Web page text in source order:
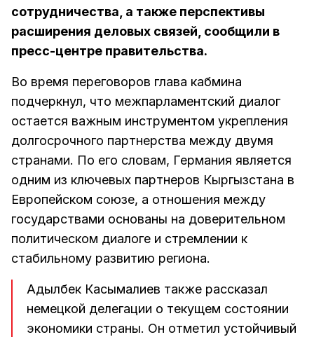
сотрудничества, а также перспективы
расширения деловых связей, сообщили в
пресс-центре правительства.
Во время переговоров глава кабмина
подчеркнул, что межпарламентский диалог
остается важным инструментом укрепления
долгосрочного партнерства между двумя
странами. По его словам, Германия является
одним из ключевых партнеров Кыргызстана в
Европейском союзе, а отношения между
государствами основаны на доверительном
политическом диалоге и стремлении к
стабильному развитию региона.
Адылбек Касымалиев также рассказал
немецкой делегации о текущем состоянии
экономики страны. Он отметил устойчивый